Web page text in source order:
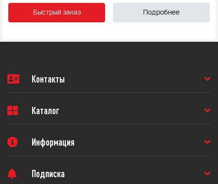
Быстрый заказ Подробнее
Контакты
Каталог
Информация
Подписка